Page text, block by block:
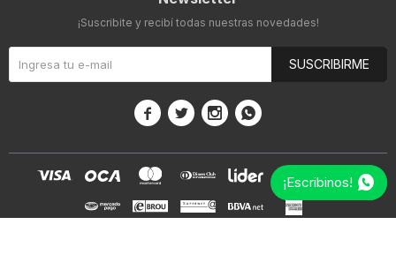
¡Suscribite y recibí todas nuestras novedades!
SUSCRIBIRME
   
¡Escribinos!